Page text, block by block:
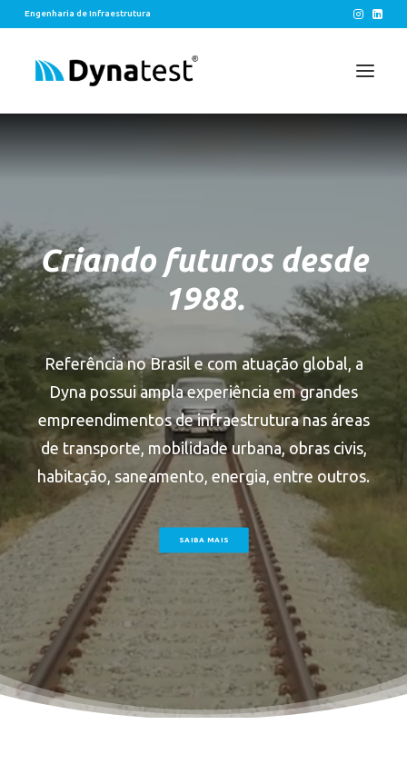
Engenharia de Infraestrutura
CONTATO
Criando futuros desde
1988.
Referência no Brasil e com atuação global, a
Dyna possui ampla experiência em grandes
empreendimentos de infraestrutura nas áreas
de transporte, mobilidade urbana, obras civis,
habitação, saneamento, energia, entre outros.
SAIBA MAIS